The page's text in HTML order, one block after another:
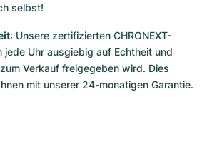
selbst!
: Unsere zertifizierten CHRONEXT-
jede Uhr ausgiebig auf Echtheit und
Verkauf freigegeben wird. Dies
mit unserer 24-monatigen Garantie.